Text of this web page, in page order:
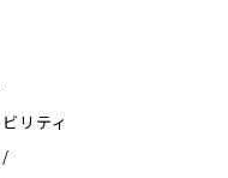
リティ
/